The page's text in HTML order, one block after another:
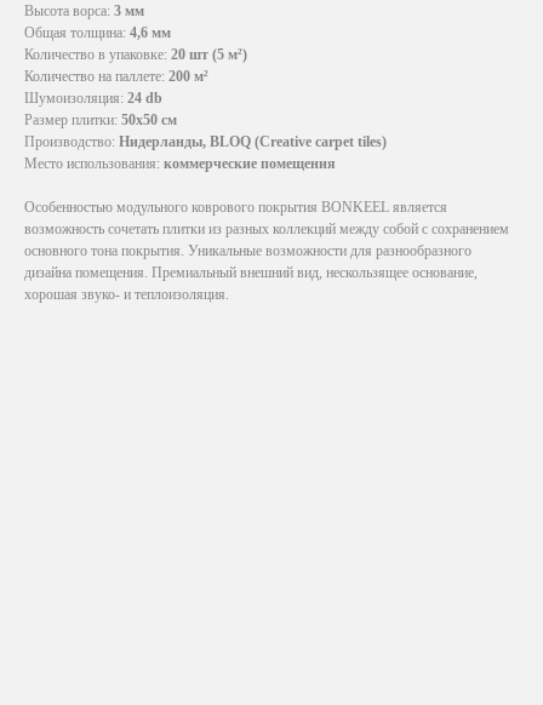
Высота ворса: 3 мм
Общая толщина: 4,6 мм
Количество в упаковке: 20 шт (5 м²)
Количество на паллете: 200 м²
Шумоизоляция: 24 db
Размер плитки: 50х50 см
Производство: Нидерланды, BLOQ (Creative carpet tiles)
Место использования: коммерческие помещения
Особенностью модульного коврового покрытия BONKEEL является
возможность сочетать плитки из разных коллекций между собой с сохранением
основного тона покрытия. Уникальные возможности для разнообразного
дизайна помещения. Премиальный внешний вид, нескользящее основание,
хорошая звуко- и теплоизоляция.